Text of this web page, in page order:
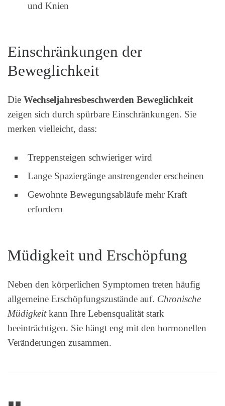
und Knien
Einschränkungen der
Beweglichkeit
Die Wechseljahresbeschwerden Beweglichkeit
zeigen sich durch spürbare Einschränkungen. Sie
merken vielleicht, dass:
Treppensteigen schwieriger wird
Lange Spaziergänge anstrengender erscheinen
Gewohnte Bewegungsabläufe mehr Kraft
erfordern
Müdigkeit und Erschöpfung
Neben den körperlichen Symptomen treten häufig
allgemeine Erschöpfungszustände auf. Chronische
Müdigkeitkann Ihre Lebensqualität stark
beeinträchtigen. Sie hängt eng mit den hormonellen
Veränderungen zusammen.